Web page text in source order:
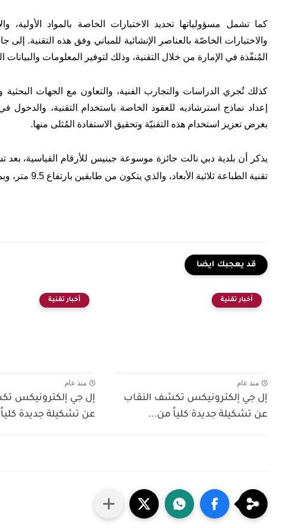
كما تشمل مسؤولياتها تحديد الاختبارات الخاصة بالمواد
والاختبارات الخاصّة بالعناصر الإنشائية للمباني وفق هذه التقنية.
المُنفّذة في الإمارة من خلال التقنية، وذلك لتوفير المعلومات
كذلك تُجري الدراسات والتجارب الفنية، والتعاون مع الجهات
إعداد نماذج استرشاديه للعقود الخاصة باستخدام التقنية،
بغرض تعزيز استخدام هذه التقنيّة وتحقيق الاستفادة المُثلى منها.
يذكر أن بلدية دبي نالت جائزة موسوعة جينيس للأرقام القياسية،
تقنية الطباعة ثلاثية الأبعاد، والذي يتكون من طابقين بارتفاع 9.5 متر، وبمساحة قدرها 640 متراً
قد يعجبك ايضا
أخبار تقنية
منذ عام
إل جي إلكترونيكس تكشف النقاب
عن تشكيلة جديدة كلياً من...
أخبار تقنية
منذ عام
إل جي إلكترونيكس
عن تشكيلة جديدة